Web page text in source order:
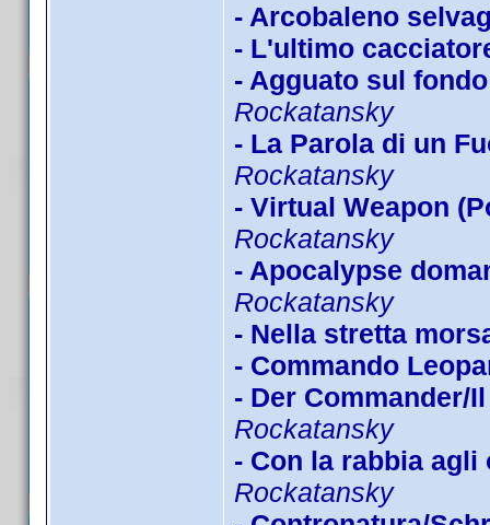
- Arcobaleno
- L'ultimo
- Agguato sul
Rockatansky
- La Parola di un
Rockatansky
- Virtual Weapon
Rockatansky
- Apocalypse
Rockatansky
- Nella stretta
- Commando
- Der Commander/
Rockatansky
- Con la rabbia agli
Rockatansky